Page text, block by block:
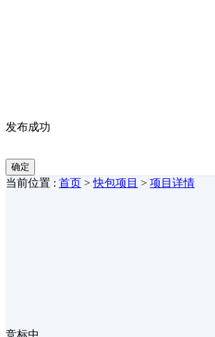
发布成功
确定
当前位置 : 首页 >快包项目 > 项目详情